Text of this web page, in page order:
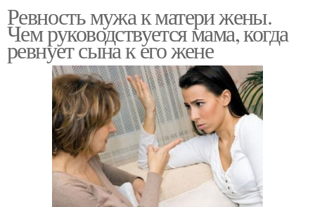
Ревность мужа к матери жены.
Чем руководствуется мама, когда
ревнует сына к его жене